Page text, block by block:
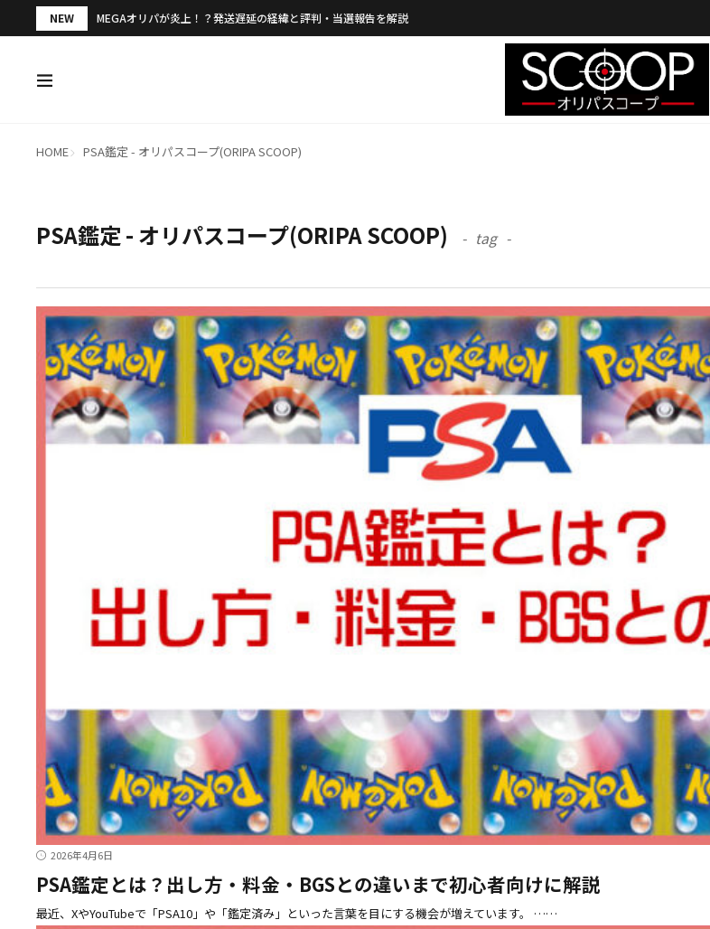
NEW MEGAオリパが炎上！？発送遅延の経緯と評判・当選報告を解説
HOME PSA鑑定 - オリパスコープ(ORIPA SCOOP)
PSA鑑定 - オリパスコープ(ORIPA SCOOP) tag
2026年4月6日
PSA鑑定とは？出し方・料金・BGSとの違いまで初心者向けに解説
最近、XやYouTubeで「PSA10」や「鑑定済み」といった言葉を目にする機会が増えています。 ……